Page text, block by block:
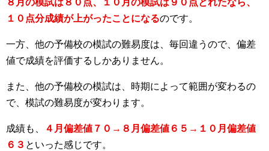
８月の模試は８０点、１０月の模試は９０点とれたなら、
１０点分成績が上がったことになるのです。
一方、他の予備校の模試の難易度は、毎回違うので、偏差
値で成績を評価するしかありません。
また、他の予備校の模試は、時期によって範囲が変わるの
で、模試の難易度が変わります。
成績も、
４月偏差値７０→８月偏差値６５→１０月偏差値
６３ といった感じです。